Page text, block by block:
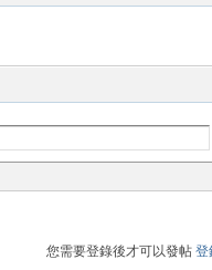
您需要登錄後才可以發帖 登